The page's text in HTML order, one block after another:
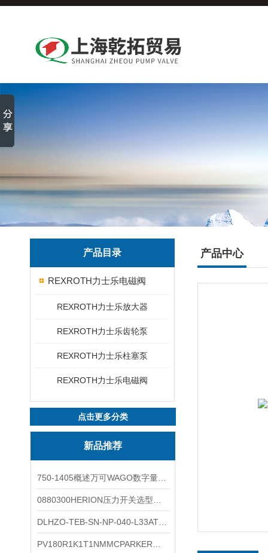
产品目录
REXROTH力士乐电磁阀
REXROTH力士乐放大器
REXROTH力士乐齿轮泵
REXROTH力士乐柱塞泵
REXROTH力士乐电磁阀
点击更多分类
新品推荐
产品中心